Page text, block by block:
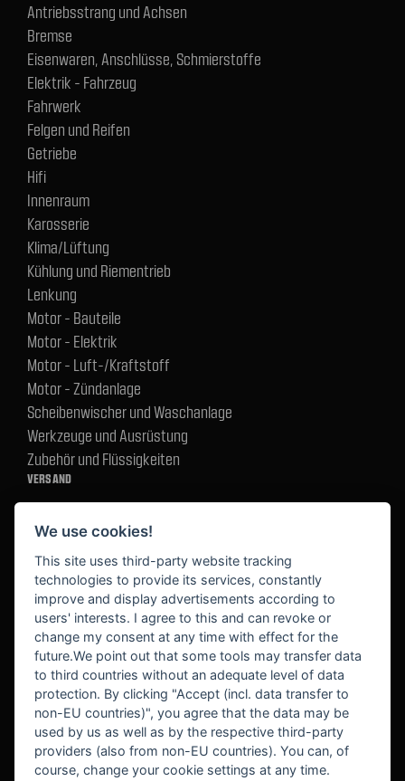
Antriebsstrang und Achsen
Bremse
Eisenwaren, Anschlüsse, Schmierstoffe
Elektrik - Fahrzeug
Fahrwerk
Felgen und Reifen
Getriebe
Hifi
Innenraum
Karosserie
Klima/Lüftung
Kühlung und Riementrieb
Lenkung
Motor - Bauteile
Motor - Elektrik
Motor - Luft-/Kraftstoff
Motor - Zündanlage
Scheibenwischer und Waschanlage
Werkzeuge und Ausrüstung
Zubehör und Flüssigkeiten
VERSAND
BEKANNT AUS
We use cookies!
This site uses third-party website tracking
technologies to provide its services, constantly
improve and display advertisements according to
users' interests. I agree to this and can revoke or
change my consent at any time with effect for the
future.We point out that some tools may transfer data
to third countries without an adequate level of data
protection. By clicking "Accept (incl. data transfer to
non-EU countries)", you agree that the data may be
used by us as well as by the respective third-party
providers (also from non-EU countries). You can, of
course, change your cookie settings at any time.